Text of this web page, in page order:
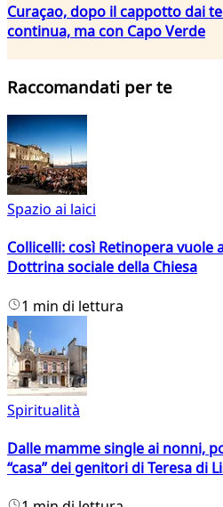
Curaçao, dopo il cappotto dai
continua, ma con Capo Verde
Raccomandati per te
Spazio ai laici
Collicelli: così Retinopera vuole
Dottrina sociale della Chiesa
1 min di lettura
Spiritualità
Dalle mamme single ai nonni,
“casa” dei genitori di Teresa di